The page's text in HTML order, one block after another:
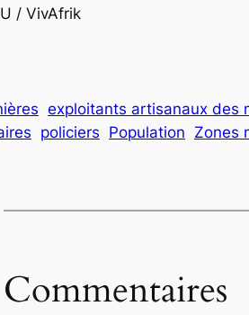
/ VivAfrik
exploitants artisanaux des
policiers Population Zones
Commentaires